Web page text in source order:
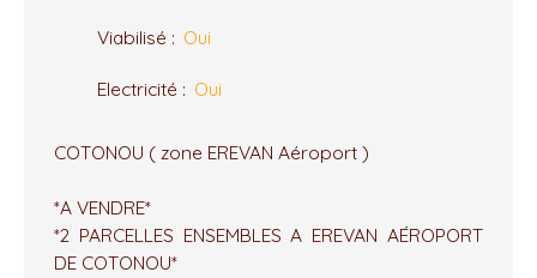
Viabilisé : Oui
Electricité : Oui
COTONOU ( zone EREVAN Aéroport )
*A VENDRE*
*2 PARCELLES ENSEMBLES A EREVAN AÉROPORT
DE COTONOU*